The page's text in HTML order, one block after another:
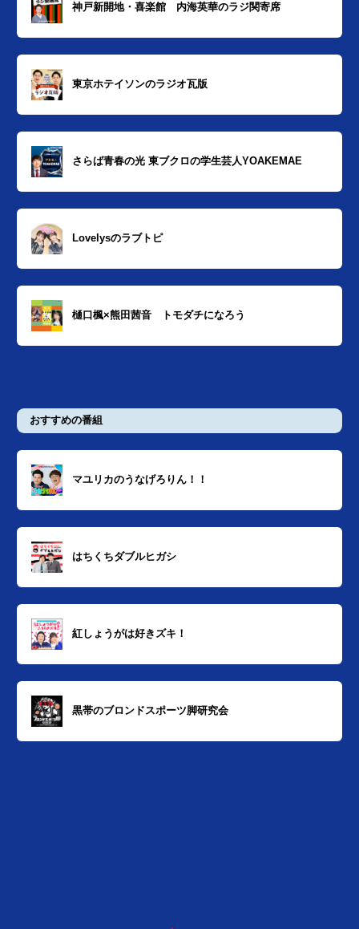
神戸新開地・喜楽館 内海英華のラジ関寄席
東京ホテイソンのラジオ瓦版
さらば青春の光 東ブクロの学生芸人YOAKEMAE
Lovelysのラブトピ
樋口楓×熊田茜音 トモダチになろう
おすすめの番組
マユリカのうなげろりん！！
はちくちダブルヒガシ
紅しょうがは好きズキ！
黒帯のブロンドスポーツ脚研究会